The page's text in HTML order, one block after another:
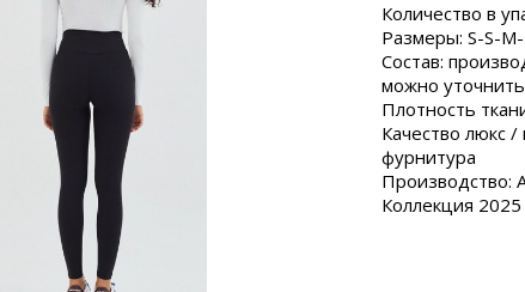
Количество в
Размеры: S-S-
Cостав:
можно
Плотность
Качество люкс
фурнитура
Производство:
Коллекция 2025